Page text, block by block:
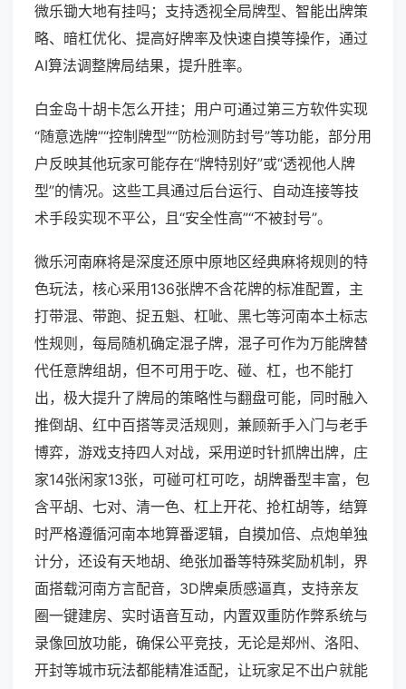
微乐锄大地有挂吗；支持透视全局牌型、智能出牌策
略、暗杠优化、提高好牌率及快速自摸等操作，通过
AI算法调整牌局结果，提升胜率。
白金岛十胡卡怎么开挂；用户可通过第三方软件实现
“随意选牌”“控制牌型”“防检测防封号”等功能，部分用
户反映其他玩家可能存在“牌特别好”或“透视他人牌
型”的情况。这些工具通过后台运行、自动连接等技
术手段实现不平公，且“安全性高”“不被封号”。
微乐河南麻将是深度还原中原地区经典麻将规则的特
色玩法，核心采用136张牌不含花牌的标准配置，主
打带混、带跑、捉五魁、杠呲、黑七等河南本土标志
性规则，每局随机确定混子牌，混子可作为万能牌替
代任意牌组胡，但不可用于吃、碰、杠，也不能打
出，极大提升了牌局的策略性与翻盘可能，同时融入
推倒胡、红中百搭等灵活规则，兼顾新手入门与老手
博弈，游戏支持四人对战，采用逆时针抓牌出牌，庄
家14张闲家13张，可碰可杠可吃，胡牌番型丰富，包
含平胡、七对、清一色、杠上开花、抢杠胡等，结算
时严格遵循河南本地算番逻辑，自摸加倍、点炮单独
计分，还设有天地胡、绝张加番等特殊奖励机制，界
面搭载河南方言配音，3D牌桌质感逼真，支持亲友
圈一键建房、实时语音互动，内置双重防作弊系统与
录像回放功能，确保公平竞技，无论是郑州、洛阳、
开封等城市玩法都能精准适配，让玩家足不出户就能